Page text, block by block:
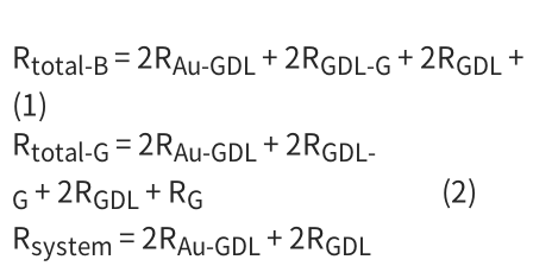
Rtotal-B= 2RAu-GDL+ 2RGDL-G + 2RGDL+
(1)
Rtotal-G = 2RAu-GDL+ 2RGDL-
G + 2RGDL+ RG
(2)
Rsystem = 2RAu-GDL+ 2RGDL